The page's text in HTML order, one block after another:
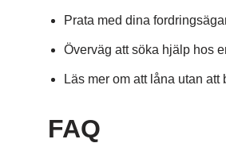
Prata med dina
Överväg att söka hjälp hos
Läs mer om att låna utan
FAQ